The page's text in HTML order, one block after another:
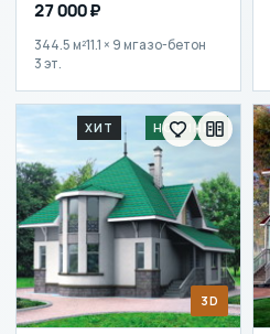
27 000 ₽
344.5 м²11.1 × 9 мгазо-бетон
3 эт.
3D
ХИТ НОВИНКА